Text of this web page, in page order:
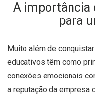
A importância
para
Muito além de
educativos têm como
conexões emocionais
a reputação da empresa